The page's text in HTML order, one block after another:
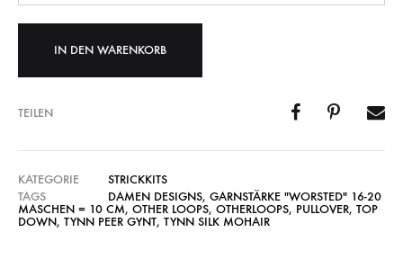
IN DEN WARENKORB
TEILEN
KATEGORIE
STRICKKITS
TAGS
DAMEN DESIGNS, GARNSTÄRKE "WORSTED" 16-20
MASCHEN = 10 CM, OTHER LOOPS, OTHERLOOPS, PULLOVER, TOP
DOWN, TYNN PEER GYNT, TYNN SILK MOHAIR